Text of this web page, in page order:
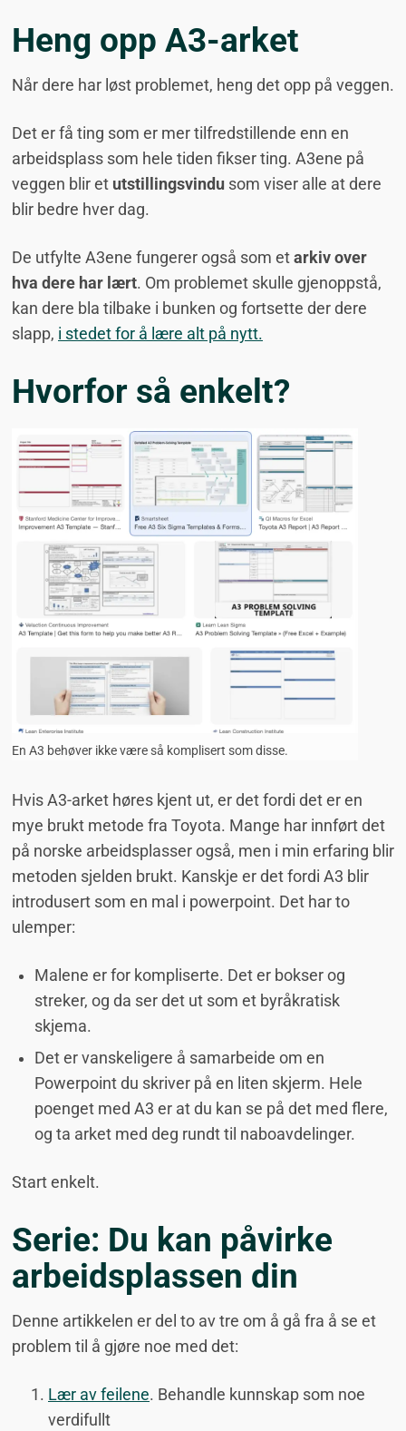
Heng opp A3-arket
Når dere har løst problemet, heng det opp på veggen.
Det er få ting som er mer tilfredstillende enn en
arbeidsplass som hele tiden fikser ting. A3ene på
veggen blir et utstillingsvindu som viser alle at dere
blir bedre hver dag.
De utfylte A3ene fungerer også som et arkiv over
hva dere har lært. Om problemet skulle gjenoppstå,
kan dere bla tilbake i bunken og fortsette der dere
slapp, i stedet for å lære alt på nytt.
Hvorfor så enkelt?
En A3 behøver ikke være så komplisert som disse.
Hvis A3-arket høres kjent ut, er det fordi det er en
mye brukt metode fra Toyota. Mange har innført det
på norske arbeidsplasser også, men i min erfaring blir
metoden sjelden brukt. Kanskje er det fordi A3 blir
introdusert som en mal i powerpoint. Det har to
ulemper:
Malene er for kompliserte. Det er bokser og
streker, og da ser det ut som et byråkratisk
skjema.
Det er vanskeligere å samarbeide om en
Powerpoint du skriver på en liten skjerm. Hele
poenget med A3 er at du kan se på det med flere,
og ta arket med deg rundt til naboavdelinger.
Start enkelt.
Serie: Du kan påvirke
arbeidsplassen din
Denne artikkelen er del to av tre om å gå fra å se et
problem til å gjøre noe med det:
Lær av feilene. Behandle kunnskap som noe
verdifullt